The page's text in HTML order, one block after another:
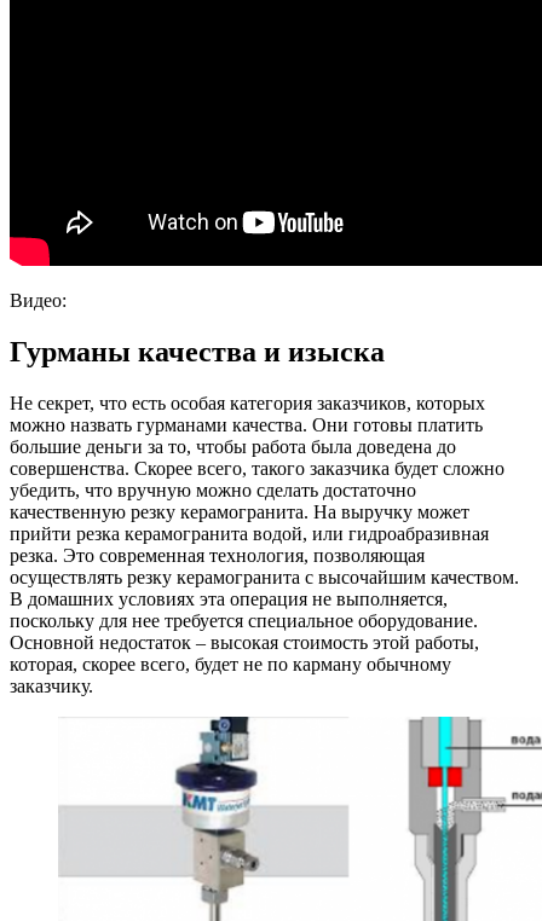
Видео:
Гурманы качества и изыска
Не секрет, что есть особая категория заказчиков, которых
можно назвать гурманами качества. Они готовы платить
большие деньги за то, чтобы работа была доведена до
совершенства. Скорее всего, такого заказчика будет сложно
убедить, что вручную можно сделать достаточно
качественную резку керамогранита. На выручку может
прийти резка керамогранита водой, или гидроабразивная
резка. Это современная технология, позволяющая
осуществлять резку керамогранита с высочайшим качеством.
В домашних условиях эта операция не выполняется,
поскольку для нее требуется специальное оборудование.
Основной недостаток – высокая стоимость этой работы,
которая, скорее всего, будет не по карману обычному
заказчику.